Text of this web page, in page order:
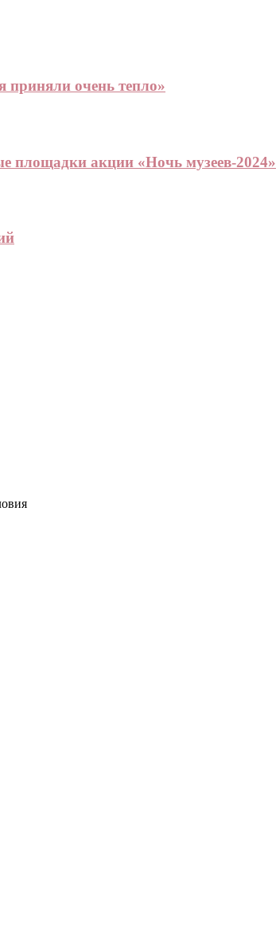
приняли очень тепло»
площадки акции «Ночь музеев-2024»